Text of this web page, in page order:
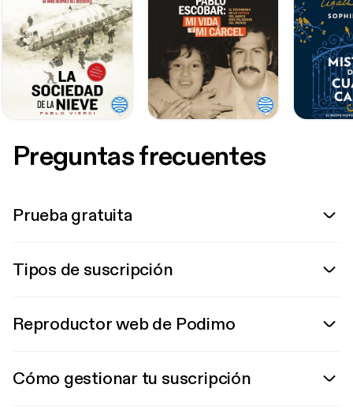
Preguntas frecuentes
Prueba gratuita
Tipos de suscripción
Reproductor web de Podimo
Cómo gestionar tu suscripción